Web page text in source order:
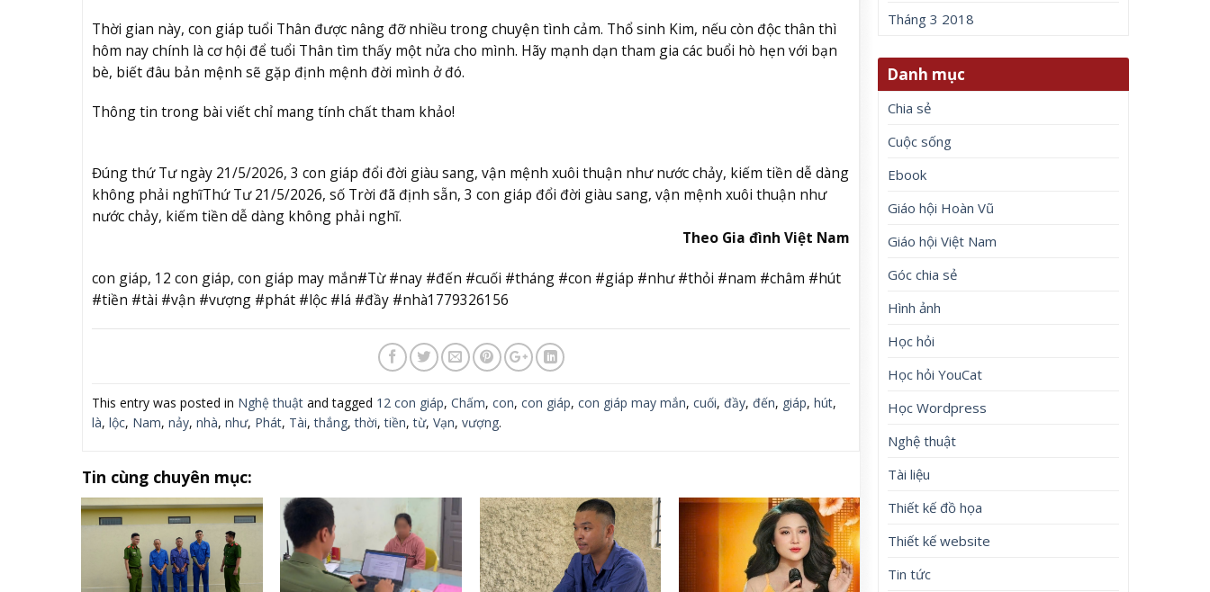
Thời gian này, con giáp tuổi Thân được nâng đỡ nhiều trong chuyện tình cảm. Thổ sinh Kim, nếu còn độc thân thì
hôm nay chính là cơ hội để tuổi Thân tìm thấy một nửa cho mình. Hãy mạnh dạn tham gia các buổi hò hẹn với bạn
bè, biết đâu bản mệnh sẽ gặp định mệnh đời mình ở đó.
Thông tin trong bài viết chỉ mang tính chất tham khảo!
Đúng thứ Tư ngày 21/5/2026, 3 con giáp đổi đời giàu sang, vận mệnh xuôi thuận như nước chảy, kiếm tiền dễ dàng
không phải nghĩThứ Tư 21/5/2026, số Trời đã định sẵn, 3 con giáp đổi đời giàu sang, vận mệnh xuôi thuận như
nước chảy, kiếm tiền dễ dàng không phải nghĩ.
Theo Gia đình Việt Nam
con giáp, 12 con giáp, con giáp may mắn#Từ #nay #đến #cuối #tháng #con #giáp #như #thỏi #nam #châm #hút
#tiền #tài #vận #vượng #phát #lộc #lá #đầy #nhà1779326156
This entry was posted in Nghệ thuậtand tagged 12 con giáp, Chấm, con, con giáp, con giáp may mắn, cuối, đầy, đến, giáp, hút,
là, lộc, Nam, nảy, nhà, như, Phát, Tài,thắng,thời,tiền,từ, Vạn, vượng.
Tin cùng chuyên mục:
Tháng 3 2018
Danh mục
Chia sẻ
Cuộc sống
Ebook
Giáo hội Hoàn Vũ
Giáo hội Việt Nam
Góc chia sẻ
Hình ảnh
Học hỏi
Học hỏi YouCat
Học Wordpress
Nghệ thuật
Tài liệu
Thiết kế đồ họa
Thiết kế website
Tin tức